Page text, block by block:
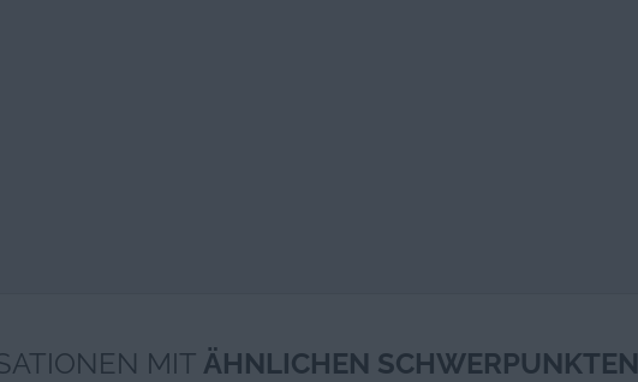
MIT ÄHNLICHEN SCHWERPUNKTEN